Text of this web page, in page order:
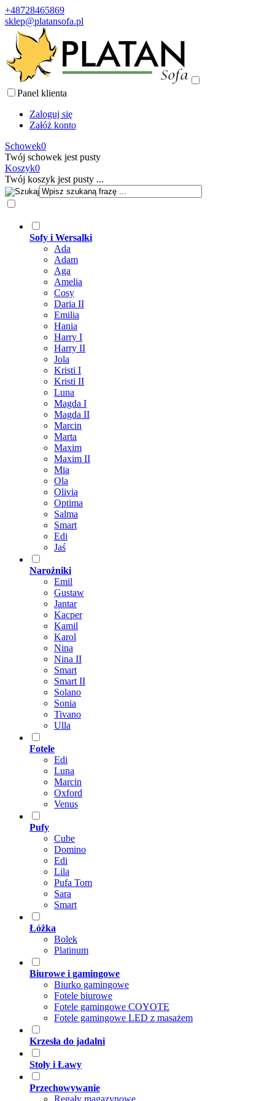
+48728465869
sklep@platansofa.pl
Panel klienta
Zaloguj się
Załóż konto
Schowek0
Twój schowek jest pusty
Koszyk0
Twój koszyk jest pusty ...
Sofy i Wersalki
Ada
Adam
Aga
Amelia
Cosy
Daria II
Emilia
Hania
Harry I
Harry II
Jola
Kristi I
Kristi II
Luna
Magda I
Magda II
Marcin
Marta
Maxim
Maxim II
Mia
Ola
Olivia
Optima
Salma
Smart
Edi
Jaś
Narożniki
Emil
Gustaw
Jantar
Kacper
Kamil
Karol
Nina
Nina II
Smart
Smart II
Solano
Sonia
Tivano
Ulla
Fotele
Edi
Luna
Marcin
Oxford
Venus
Pufy
Cube
Domino
Edi
Lila
Pufa Tom
Sara
Smart
Łóżka
Bolek
Platinum
Biurowe i gamingowe
Biurko gamingowe
Fotele biurowe
Fotele gamingowe COYOTE
Fotele gamingowe LED z masażem
Krzesła do jadalni
Stoły i Ławy
Przechowywanie
Regały magazynowe